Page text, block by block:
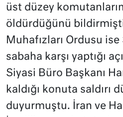
üst düzey
öldürdüğünü
Muhafızları Ordusu ise
sabaha karşı yaptığı
Siyasi Büro Başkanı
kaldığı konuta saldırı
duyurmuştu. İran ve